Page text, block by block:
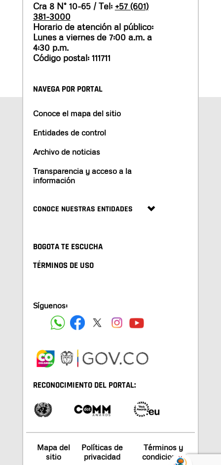
Cra 8 N° 10-65 / Tel: +57 (601)
381-3000
Horario de atención al público:
Lunes a viernes de 7:00 a.m. a
4:30 p.m.
Código postal: 111711
NAVEGA POR PORTAL
Conoce el mapa del sitio
Entidades de control
Archivo de noticias
Transparencia y acceso a la
información
CONOCE NUESTRAS ENTIDADES
BOGOTA TE ESCUCHA
TÉRMINOS DE USO
Síguenos:
RECONOCIMIENTO DEL PORTAL:
Mapa del
sitio
Políticas de
privacidad
Términos y
condiciones